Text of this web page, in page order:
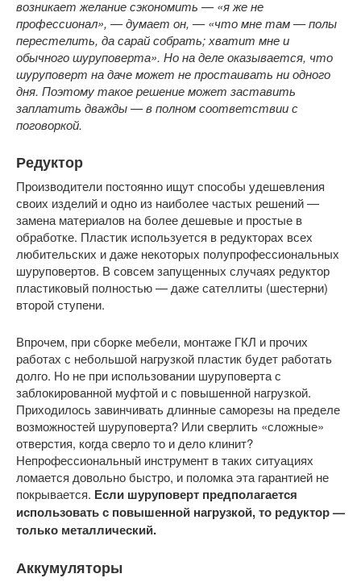
возникает желание сэкономить — «я же не
профессионал», — думает он, — «что мне там — полы
перестелить, да сарай собрать; хватит мне и
обычного шуруповерта». Но на деле оказывается, что
шуруповерт на даче может не простаивать ни одного
дня. Поэтому такое решение может заставить
заплатить дважды — в полном соответствии с
поговоркой.
Редуктор
Производители постоянно ищут способы удешевления
своих изделий и одно из наиболее частых решений —
замена материалов на более дешевые и простые в
обработке. Пластик используется в редукторах всех
любительских и даже некоторых полупрофессиональных
шуруповертов. В совсем запущенных случаях редуктор
пластиковый полностью — даже сателлиты (шестерни)
второй ступени.
Впрочем, при сборке мебели, монтаже ГКЛ и прочих
работах с небольшой нагрузкой пластик будет работать
долго. Но не при использовании шуруповерта с
заблокированной муфтой и с повышенной нагрузкой.
Приходилось завинчивать длинные саморезы на пределе
возможностей шуруповерта? Или сверлить «сложные»
отверстия, когда сверло то и дело клинит?
Непрофессиональный инструмент в таких ситуациях
ломается довольно быстро, и поломка эта гарантией не
покрывается. Если шуруповерт предполагается
использовать с повышенной нагрузкой, то редуктор —
только металлический.
Аккумуляторы